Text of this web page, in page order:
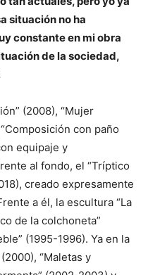
situación no ha
constante en mi obra
de la sociedad,
(2008), “Mujer
con paño
equipaje y
al fondo, el “Tríptico
creado expresamente
a él, la escultura “La
de la colchoneta”
(1995-1996). Ya en la
“Maletas y